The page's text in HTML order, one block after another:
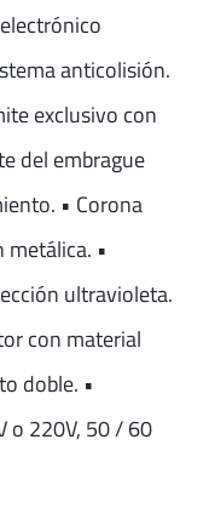
anticolisión.
exclusivo con
del embrague
• Corona
metálica. •
ultravioleta.
con material
doble. •
o 220V, 50 / 60